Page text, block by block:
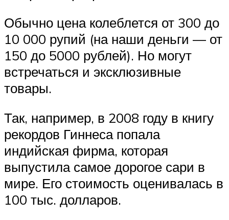
Обычно цена колеблется от 300 до
10 000 рупий (на наши деньги — от
150 до 5000 рублей). Но могут
встречаться и эксклюзивные
товары.
Так, например, в 2008 году в книгу
рекордов Гиннеса попала
индийская фирма, которая
выпустила самое дорогое сари в
мире. Его стоимость оценивалась в
100 тыс. долларов.